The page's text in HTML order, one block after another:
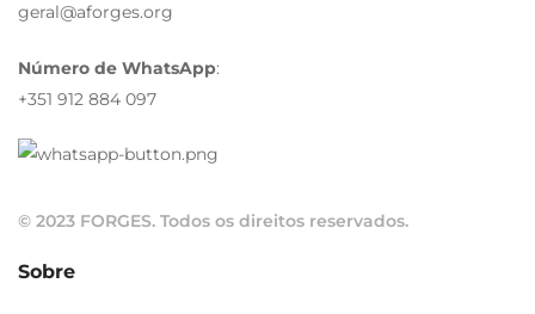
geral@aforges.org
Número de WhatsApp:
+351 912 884 097
© 2023 FORGES. Todos os direitos reservados.
Sobre